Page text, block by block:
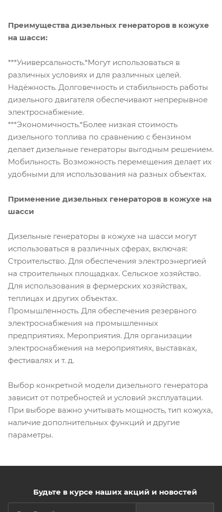
Преимущества дизельных генераторов в кожухе
на шасси:
***Универсальность.*Могут использоваться в
различных условиях и для различных целей.
Надёжность. Долговечность и стабильность работы
дизельного двигателя обеспечивают непрерывное
электроснабжение.
***Экономичность.*Более низкая стоимость
дизельного топлива по сравнению с бензином
делает дизельные генераторы выгодным решением.
Мобильность. Возможность перемещения делает их
удобными для использования на разных объектах.
Применение дизельных генераторов в кожухе на
шасси
Дизельные генераторы в кожухе на шасси могут
использоваться в различных сферах, включая:
Строительство. Для обеспечения электроэнергией
на строительных площадках. Сельское хозяйство.
Для использования в фермерских хозяйствах,
теплицах и других объектах.
Промышленность. Для обеспечения резервного
электроснабжения на промышленных
предприятиях. Мероприятия. Для организации
электроснабжения на мероприятиях, выставках,
фестивалях и т. д.
Выбор конкретной модели дизельного генератора
зависит от потребностей и условий эксплуатации.
При выборе важно учитывать мощность, тип кожуха,
наличие дополнительных функций и другие
параметры.
Будьте в курсе наших акций и новостей